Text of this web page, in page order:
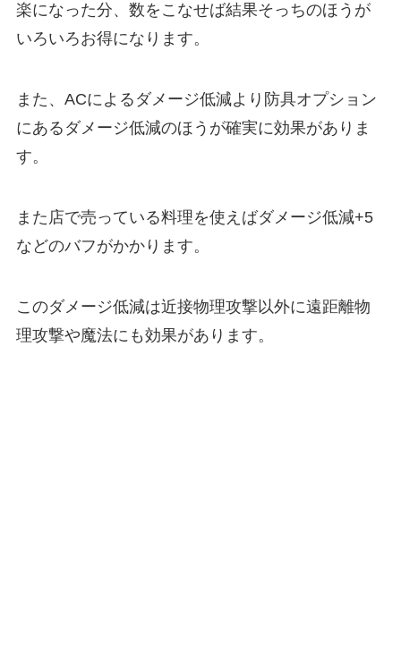
楽になった分、数をこなせば結果そっちのほうが
いろいろお得になります。
また、ACによるダメージ低減より防具オプション
にあるダメージ低減のほうが確実に効果がありま
す。
また店で売っている料理を使えばダメージ低減+5
などのバフがかかります。
このダメージ低減は近接物理攻撃以外に遠距離物
理攻撃や魔法にも効果があります。